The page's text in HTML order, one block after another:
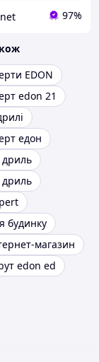
97%
EDON
edon 21
едон
дриль
дриль
будинку
магазин
edon ed